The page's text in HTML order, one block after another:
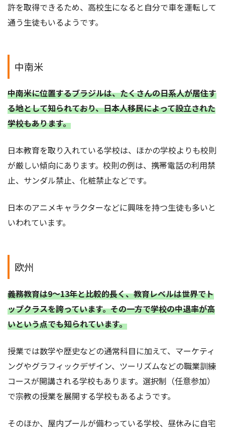
許を取得できるため、高校生になると自分で車を運転して
通う生徒もいるようです。
中南米
中南米に位置するブラジルは、たくさんの日系人が居住す
る地として知られており、日本人移民によって設立された
学校もあります。
日本教育を取り入れている学校は、ほかの学校よりも校則
が厳しい傾向にあります。校則の例は、携帯電話の利用禁
止、サンダル禁止、化粧禁止などです。
日本のアニメキャラクターなどに興味を持つ生徒も多いと
いわれています。
欧州
義務教育は9～13年と比較的長く、教育レベルは世界でト
ップクラスを誇っています。その一方で学校の中退率が高
いという点でも知られています。
授業では数学や歴史などの通常科目に加えて、マーケティ
ングやグラフィックデザイン、ツーリズムなどの職業訓練
コースが開講される学校もあります。選択制（任意参加）
で宗教の授業を展開する学校もあるようです。
そのほか、屋内プールが備わっている学校、昼休みに自宅